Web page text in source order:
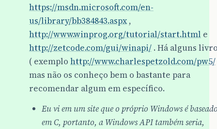
https://msdn.microsoft.com/en-
us/library/bb384843.aspx ,
http://www.winprog.org/tutorial/start.html e
http://zetcode.com/gui/winapi/ . Há alguns
( exemplo http://www.charlespetzold.com/pw5/
mas não os conheço bem o bastante para
recomendar algum em específico.
Eu vi em um site que o próprio Windows é
em C, portanto, a Windows API também seria,